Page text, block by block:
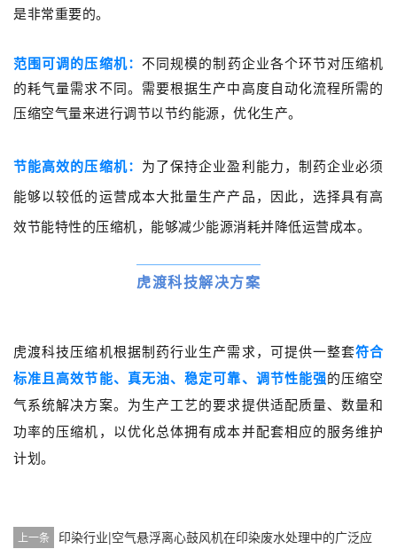
是非常重要的。
范围可调的压缩机： 不同规模的制药企业各个环节对压缩机
的耗气量需求不同。需要根据生产中高度自动化流程所需的
压缩空气量来进行调节以节约能源，优化生产。
节能高效的压缩机： 为了保持企业盈利能力，制药企业必须
能够以较低的运营成本大批量生产产品，因此，选择具有高
效节能特性的压缩机，能够减少能源消耗并降低运营成本。
虎渡科技解决方案
虎渡科技压缩机根据制药行业生产需求，可提供一整套符合
标准且高效节能、真无油、稳定可靠、调节性能强的压缩空
气系统解决方案。为生产工艺的要求提供适配质量、数量和
功率的压缩机，以优化总体拥有成本并配套相应的服务维护
计划。
上一条
印染行业|空气悬浮离心鼓风机在印染废水处理中的广泛应